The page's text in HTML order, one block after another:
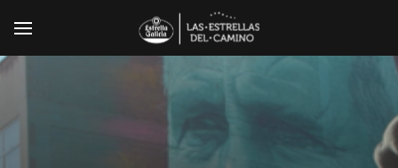
Mostrar / Ocultar Navegación